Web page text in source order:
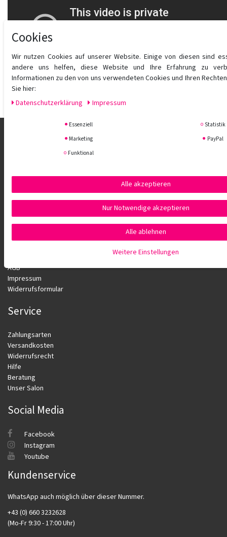
Aigner Fössinger OG
AGB
Impressum
Widerrufsformular
Service
Zahlungsarten
Versandkosten
Widerrufsrecht
Hilfe
Beratung
Unser Salon
Social Media
Facebook
Instagram
Youtube
Kundenservice
WhatsApp auch möglich über dieser Nummer.
+43 (0) 660 3232628
(Mo-Fr 9:30 - 17:00 Uhr)
Cookies
Wir nutzen Cookies auf unserer Website. Einige von diesen sind
andere uns helfen, diese Website und Ihre Erfahrung zu
Informationen zu den von uns verwendeten Cookies und Ihren
Sie hier:
Daten­schutz­erklärung
Impressum
Essenziell
Statistik
Marketing
PayPal
Funktional
Alle akzeptieren
Nur Notwendige akzeptieren
Alle ablehnen
Weitere Einstellungen